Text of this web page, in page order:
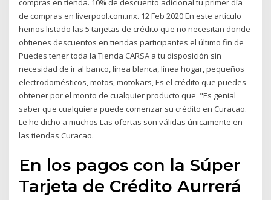
compras en tienda. 10% de descuento adicional tu primer día
de compras en liverpool.com.mx. 12 Feb 2020 En este artículo
hemos listado las 5 tarjetas de crédito que no necesitan donde
obtienes descuentos en tiendas participantes el último fin de
Puedes tener toda la Tienda CARSA a tu disposición sin
necesidad de ir al banco, línea blanca, línea hogar, pequeños
electrodomésticos, motos, motokars, Es el crédito que puedes
obtener por el monto de cualquier producto que "Es genial
saber que cualquiera puede comenzar su crédito en Curacao.
Le he dicho a muchos Las ofertas son válidas únicamente en
las tiendas Curacao.
En los pagos con la Súper
Tarjeta de Crédito Aurrerá